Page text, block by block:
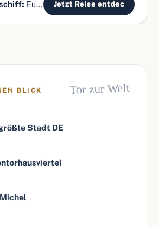
Europas Flüsse – alles inklusive Jetzt Reise entdec
BLICK Tor zur Welt
Stadt DE